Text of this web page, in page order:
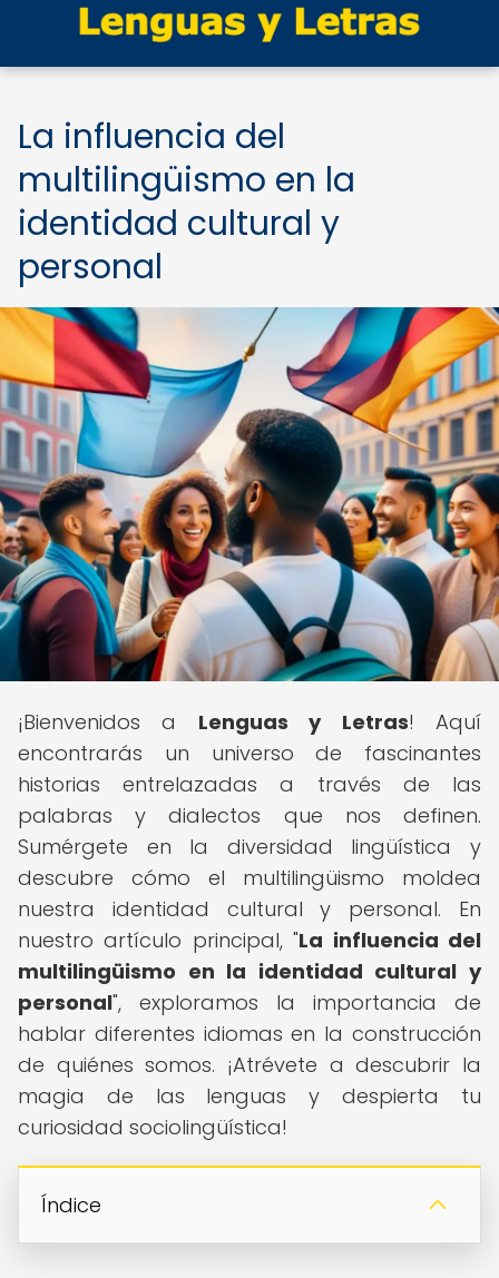
La influencia del
multilingüismo en la
identidad cultural y
personal
¡Bienvenidos a Lenguas y Letras! Aquí
encontrarás un universo de fascinantes
historias entrelazadas a través de las
palabras y dialectos que nos definen.
Sumérgete en la diversidad lingüística y
descubre cómo el multilingüismo moldea
nuestra identidad cultural y personal. En
nuestro artículo principal, "La influencia del
multilingüismo en la identidad cultural y
personal", exploramos la importancia de
hablar diferentes idiomas en la construcción
de quiénes somos. ¡Atrévete a descubrir la
magia de las lenguas y despierta tu
curiosidad sociolingüística!
Índice